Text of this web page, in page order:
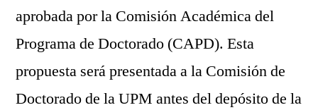
aprobada por la Comisión Académica del
Programa de Doctorado (CAPD). Esta
propuesta será presentada a la Comisión de
Doctorado de la UPM antes del depósito de la